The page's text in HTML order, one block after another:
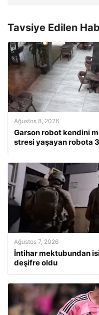
Tavsiye Edilen
Ağustos 8, 2026
Garson robot kendini
stresi yaşayan robota
Ağustos 7, 2026
İntihar mektubundan
deşifre oldu